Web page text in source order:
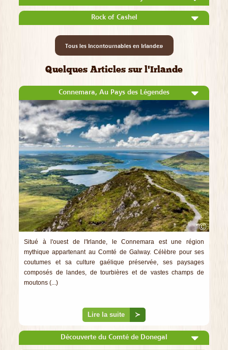
Rock of Cashel
Tous les Incontournables en Irlande»
Quelques Articles sur l'Irlande
Connemara, Au Pays des Légendes
©
Situé à l'ouest de l'Irlande, le Connemara est une région
mythique appartenant au Comté de Galway. Célèbre pour ses
coutumes et sa culture gaélique préservée, ses paysages
composés de landes, de tourbières et de vastes champs de
moutons (...)
Lire la suite ≻
Découverte du Comté de Donegal